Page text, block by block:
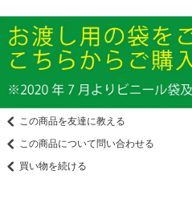
この商品を友達に教える
この商品について問い合わせる
買い物を続ける